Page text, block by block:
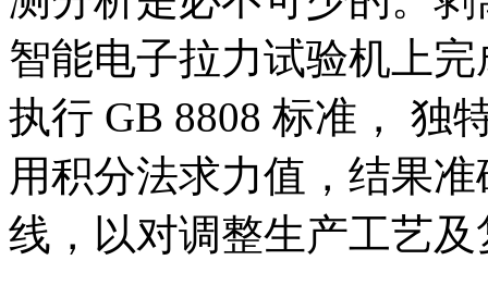
智能电子拉力试验机上
执行 GB 8808 标准， 独
用积分法求力值，结果
线，以对调整生产工艺